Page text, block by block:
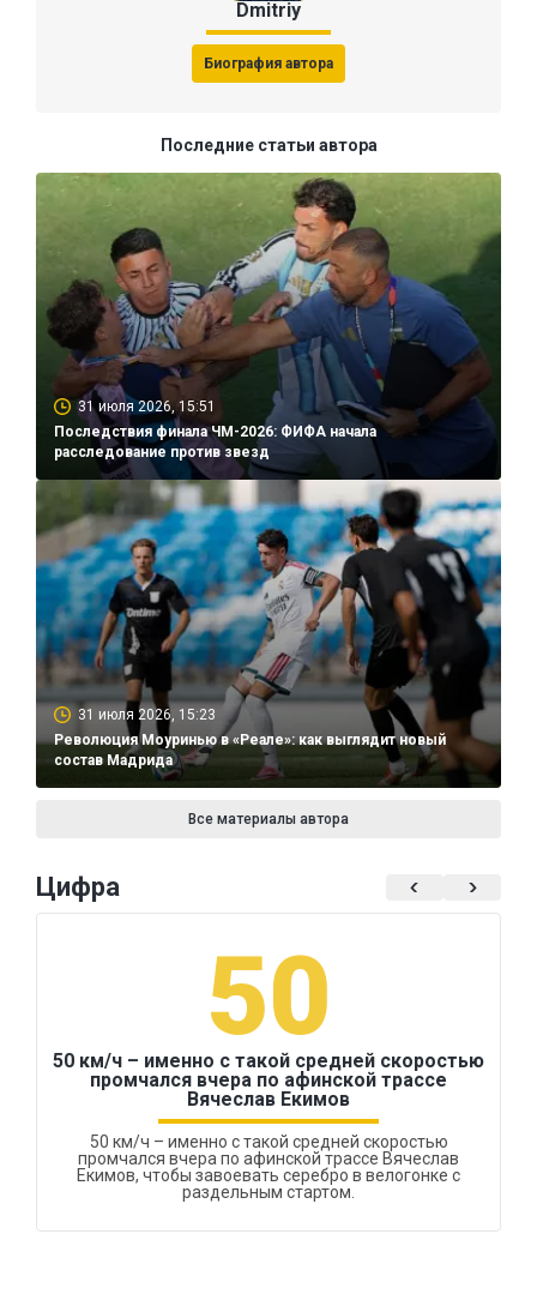
Dmitriy
Биография автора
Последние статьи автора
31 июля 2026, 15:51
Последствия финала ЧМ-2026: ФИФА начала
расследование против звезд
31 июля 2026, 15:23
Революция Моуринью в «Реале»: как выглядит новый
состав Мадрида
Все материалы автора
Цифра
50
50 км/ч – именно с такой средней скоростью
промчался вчера по афинской трассе
Вячеслав Екимов
50 км/ч – именно с такой средней скоростью
промчался вчера по афинской трассе Вячеслав
Екимов, чтобы завоевать серебро в велогонке с
раздельным стартом.